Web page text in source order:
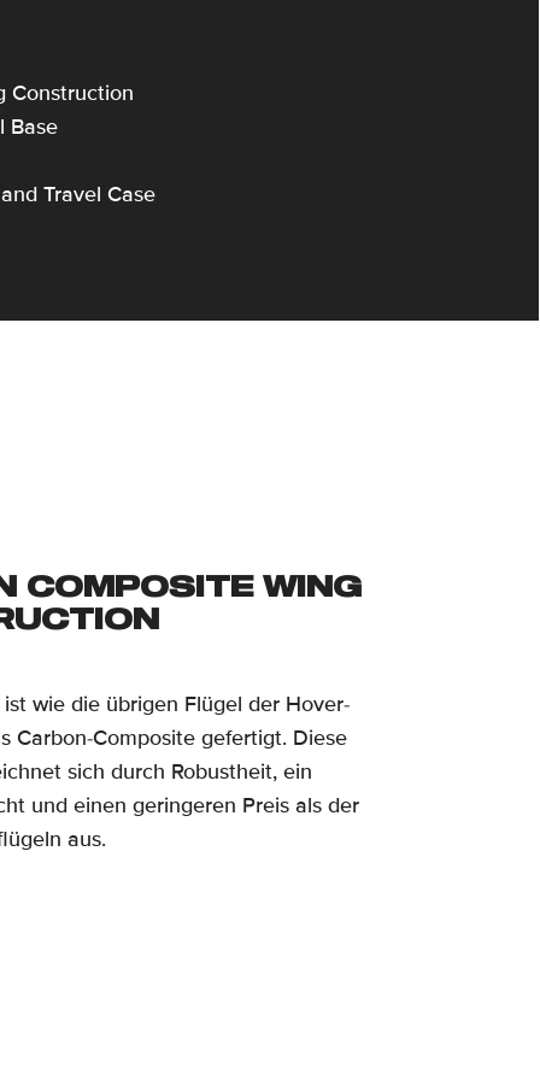
Construction
Base
Travel Case
COMPOSITE WING
wie die übrigen Flügel der Hover-
Carbon-Composite gefertigt. Diese
sich durch Robustheit, ein
und einen geringeren Preis als der
aus.